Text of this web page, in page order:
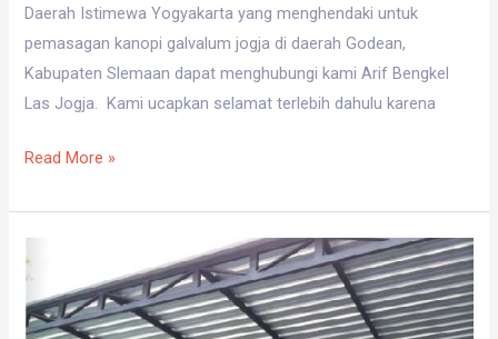
Daerah Istimewa Yogyakarta yang menghendaki untuk
pemasagan kanopi galvalum jogja di daerah Godean,
Kabupaten Slemaan dapat menghubungi kami Arif Bengkel
Las Jogja. Kami ucapkan selamat terlebih dahulu karena
Read More »
Kanopi
Galvalum